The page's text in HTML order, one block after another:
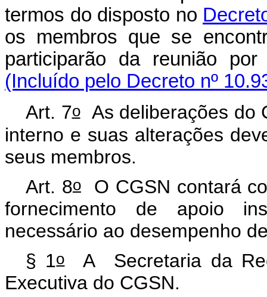
termos do disposto no
os membros que se
participarão da reunião
(Incluído pelo Decreto nº
Art. 7oAs deliberações do
interno e suas alterações
seus membros.
Art. 8oO CGSN contará
fornecimento de apoio
necessário ao desempenho
§ 1oA Secretaria da
Executiva do CGSN.